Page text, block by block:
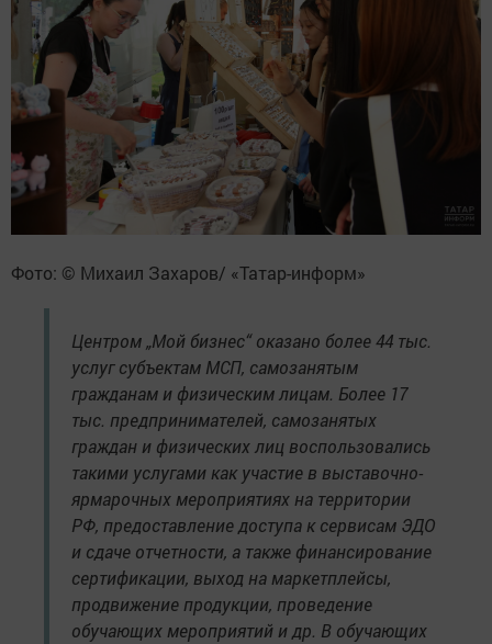
Фото: © Михаил Захаров/ «Татар-информ»
Центром „Мой бизнес“ оказано более 44 тыс.
услуг субъектам МСП, самозанятым
гражданам и физическим лицам. Более 17
тыс. предпринимателей, самозанятых
граждан и физических лиц воспользовались
такими услугами как участие в выставочно-
ярмарочных мероприятиях на территории
РФ, предоставление доступа к сервисам ЭДО
и сдаче отчетности, а также финансирование
сертификации, выход на маркетплейсы,
продвижение продукции, проведение
обучающих мероприятий и др. В обучающих